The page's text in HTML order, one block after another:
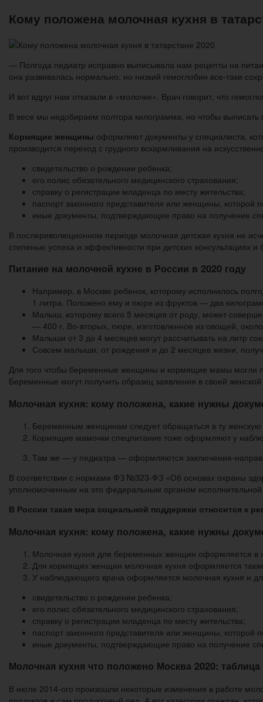
Кому положена молочная кухня в
— Полгода педиатр исправно выписывала нам рецепты на
она развивалась нормально, но низкий гемоглобин все-таки
И вот вдруг нам отказали в «молочке». Врач говорит, что
В весе мы недобираем полтора килограмма, но чтобы
Кормящие женщины оформляют документы у специалиста,
производится переход с грудного вскармливания на
свидетельство о рождении ребенка;
его полис обязательного медицинского страхования;
справку о регистрации младенца по месту жительства;
паспорт законного представителя или женщины, которой
иные документы, подтверждающие право на получение
В послереволюционном периоде молочная детская кухня не
степенью успеха и эффективности при детских консультациях
Питание на молочной кухне в России в 2020 году
Например, в Москве ребенок, которому исполнилось
1 литра. Положено ему и пюре из фруктов — два
Малыш, которому всего 5 месяцев от роду, может
— 400 г. Во-вторых, пюре, изготовленное из овощей,
Малыши от 3 до 4 месяцев могут рассчитывать на литр
Совсем малыши, от рождения и до 2 месяцев жизни,
Для того чтобы беременные женщины и кормящие мамы могли
Беременные могут получить образец заявления в своей
Молочная кухня: кому положена, какие нужны
Беременным женщинам следует обращаться в ту
Кормящие мамочки спецпитание тоже оформляют у
Там же — у педиатра — оформляются заключения-
В соответствии с нормами ФЗ №323-ФЗ «Об основах охраны
уполномоченным на это федеральным органом исполнительной
В России такая мера социальной поддержки относится к
Молочная кухня: кому положена, какие нужны
Молочная кухня для беременных женщин оформляется в
Для кормящих женщин молочная кухня оформляется
У наблюдающего врача оформляется молочная кухня и
свидетельство о рождении ребенка;
его полис обязательного медицинского страхования;
справку о регистрации младенца по месту жительства;
паспорт законного представителя или женщины, которой
иные документы, подтверждающие право на получение
Молочная кухня что положено Москва 2020:
В июле 2014-ого произошли некоторые изменения в работе